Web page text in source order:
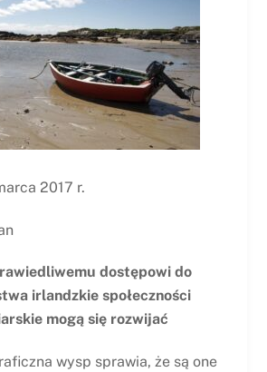
2017 r.
dostępowi do
irlandzkie społeczności
mogą się rozwijać
wysp sprawia, że są one